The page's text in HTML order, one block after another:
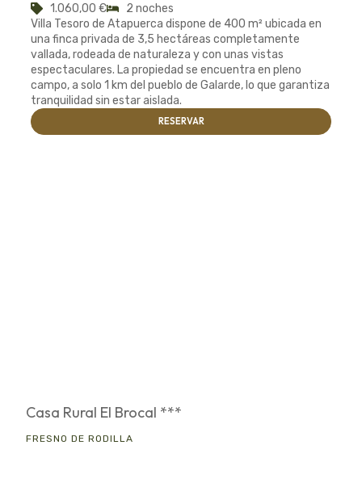
1.060,00 €
2 noches
Villa Tesoro de Atapuerca dispone de 400 m² ubicada en
una finca privada de 3,5 hectáreas completamente
vallada, rodeada de naturaleza y con unas vistas
espectaculares. La propiedad se encuentra en pleno
campo, a solo 1 km del pueblo de Galarde, lo que garantiza
tranquilidad sin estar aislada.
RESERVAR
Casa Rural El Brocal ***
FRESNO DE RODILLA